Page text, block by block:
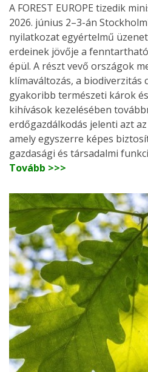
A FOREST EUROPE tizedik
2026. június 2–3-án
nyilatkozat egyértelmű
erdeinek jövője a
épül. A részt vevő országok
klímaváltozás, a biodiverzitás
gyakoribb természeti károk
kihívások kezelésében
erdőgazdálkodás jelenti azt
amely egyszerre képes
gazdasági és társadalmi
Tovább >>>